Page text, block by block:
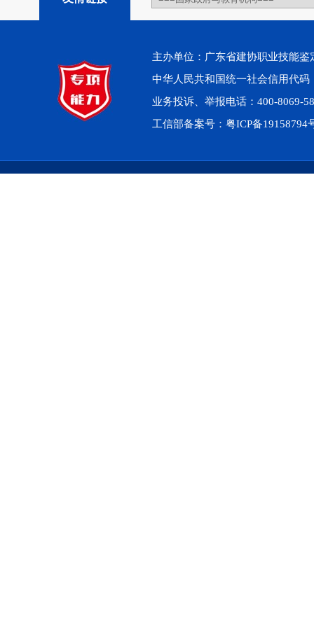
主办单位：广东省建协职业技能
中华人民共和国统一社会信用代
业务投诉、举报电话：400-8069-
工信部备案号： 粤ICP备19158794